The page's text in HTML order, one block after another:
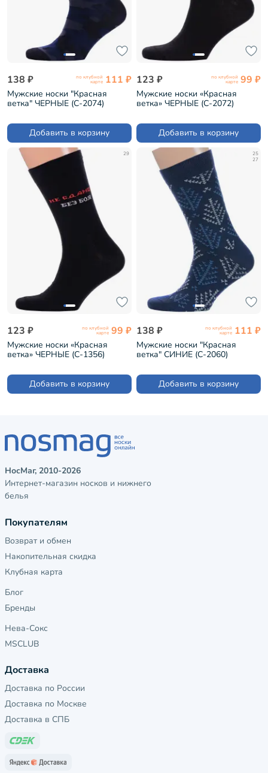
138 ₽ по клубной
карте 111 ₽
Мужские носки "Красная
ветка" ЧЕРНЫЕ (С-2074)
Добавить в корзину
123 ₽ по клубной
карте 99 ₽
Мужские носки «Красная
ветка» ЧЕРНЫЕ (С-2072)
Добавить в корзину
29
123 ₽ по клубной
карте 99 ₽
Мужские носки «Красная
ветка» ЧЕРНЫЕ (С-1356)
Добавить в корзину
25
27
138 ₽ по клубной
карте 111 ₽
Мужские носки "Красная
ветка" СИНИЕ (С-2060)
Добавить в корзину
НосМаг, 2010-2026
Интернет-магазин носков и нижнего
белья
Покупателям
Возврат и обмен
Накопительная скидка
Клубная карта
Блог
Бренды
Нева-Сокс
MSCLUB
Доставка
Доставка по России
Доставка по Москве
Доставка в СПБ